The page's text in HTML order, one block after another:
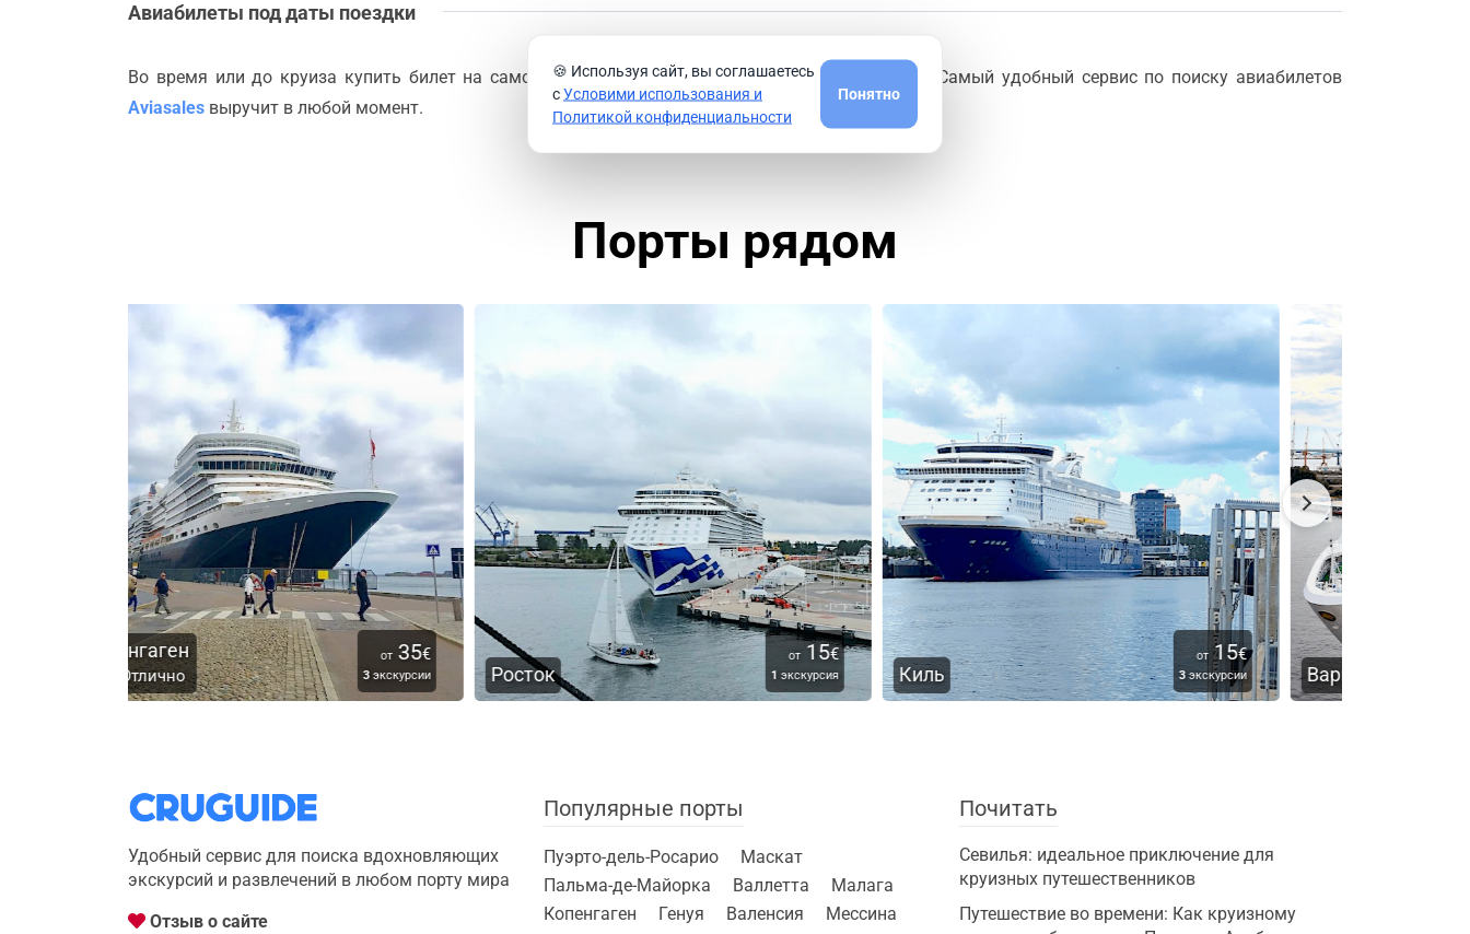
Авиабилеты под даты поездки
Во время или до круиза купить билет на самолет может стать актуальной необходимостью. Самый удобный сервис по поиску авиабилетов
Aviasales выручит в любой момент.
Порты рядом
Росток
15€
экскурсия Киль
от15€
экскурсии Варнемюнде
от 15€
1 экскурсия
Удобный сервис для поиска вдохновляющих
экскурсий и развлечений в любом порту мира
Отзыв о сайте
Популярные порты
Пуэрто-дель-Росарио
Маскат
Пальма-де-Майорка
Валлетта
Малага
Копенгаген
Генуя Валенсия
Мессина
Почитать
Севилья: идеальное приключение для
круизных путешественников
Путешествие во времени: Как круизному
🍪 Используя сайт, вы соглашаетесь
сУсловими использования и
Политикой конфиденциальности
Понятно